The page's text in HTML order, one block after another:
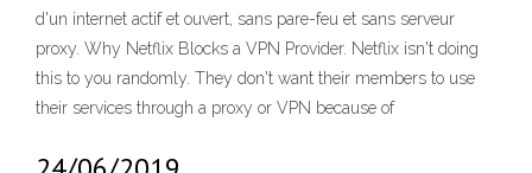
d'un internet actif et ouvert, sans pare-feu et sans serveur
proxy. Why Netflix Blocks a VPN Provider. Netflix isn't doing
this to you randomly. They don't want their members to use
their services through a proxy or VPN because of